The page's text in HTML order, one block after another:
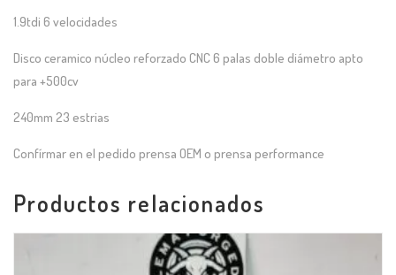
1.9tdi 6 velocidades
Disco ceramico núcleo reforzado CNC 6 palas doble diámetro apto
para +500cv
240mm 23 estrias
Confírmar en el pedido prensa OEM o prensa performance
Productos relacionados